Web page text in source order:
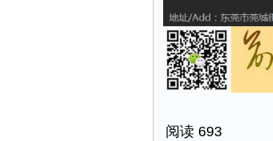
阅读 693